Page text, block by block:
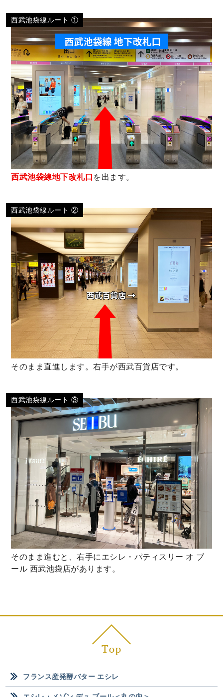
西武池袋線ルート ①
西武池袋線地下改札口 を出ます。
西武池袋線ルート ②
そのまま直進します。右手が西武百貨店です。
西武池袋線ルート ③
そのまま進むと、右手にエシレ・パティスリー オ ブ
ール 西武池袋店があります。
フランス産発酵バター エシレ